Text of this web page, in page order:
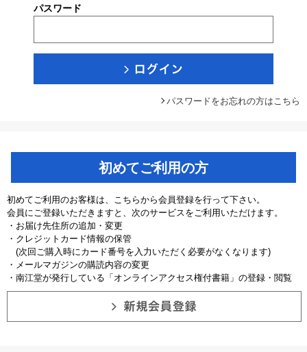
パスワード
パスワードをお忘れの方はこちら
初めてご利用の方
初めてご利用のお客様は、こちらから会員登録を行って下さい。
会員にご登録いただきますと、次のサービスをご利用いただけます。
・お届け先住所の追加・変更
・クレジットカード情報の保管
(次回ご購入時にカード番号を入力いただく必要がなくなります)
・メールマガジンの購読内容の変更
・南江堂が発行している「オンラインアクセス権付書籍」の登録・閲覧